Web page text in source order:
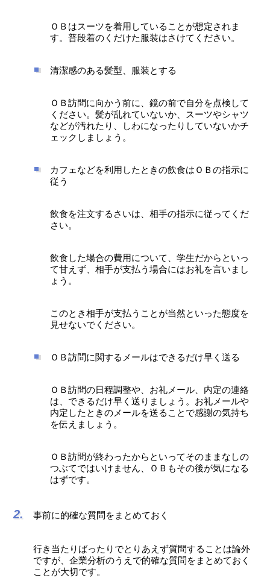
ＯＢはスーツを着用していることが想定されま
す。普段着のくだけた服装はさけてください。
清潔感のある髪型、服装とする
ＯＢ訪問に向かう前に、鏡の前で自分を点検して
ください。髪が乱れていないか、スーツやシャツ
などが汚れたり、しわになったりしていないかチ
ェックしましょう。
カフェなどを利用したときの飲食はＯＢの指示に
従う
飲食を注文するさいは、相手の指示に従ってくだ
さい。
飲食した場合の費用について、学生だからといっ
て甘えず、相手が支払う場合にはお礼を言いまし
ょう。
このとき相手が支払うことが当然といった態度を
見せないでください。
ＯＢ訪問に関するメールはできるだけ早く送る
ＯＢ訪問の日程調整や、お礼メール、内定の連絡
は、できるだけ早く送りましょう。お礼メールや
内定したときのメールを送ることで感謝の気持ち
を伝えましょう。
ＯＢ訪問が終わったからといってそのままなしの
つぶてではいけません、ＯＢもその後が気になる
はずです。
事前に的確な質問をまとめておく
行き当たりばったりでとりあえず質問することは論外
ですが、企業分析のうえで的確な質問をまとめておく
ことが大切です。